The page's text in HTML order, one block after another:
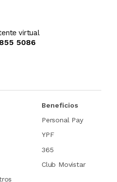
virtual
5086
Beneficios
Personal Pay
YPF
365
Club Movistar